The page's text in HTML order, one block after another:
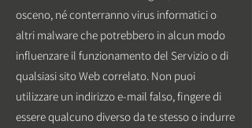
osceno, né conterranno virus informatici o
altri malware che potrebbero in alcun modo
influenzare il funzionamento del Servizio o di
qualsiasi sito Web correlato. Non puoi
utilizzare un indirizzo e-mail falso, fingere di
essere qualcuno diverso da te stesso o indurre